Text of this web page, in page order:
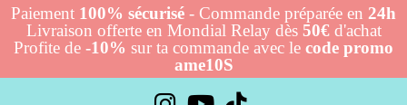
Paiement 100% sécurisé - Commande préparée en 24h
Livraison offerte en Mondial Relay dès 50€d'achat
Profite de -10% sur ta commande avec le code promo
ame10S